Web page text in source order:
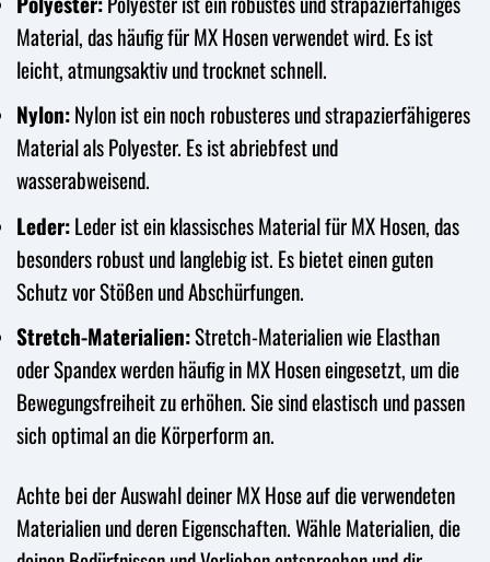
Material, das häufig für MX Hosen verwendet wird. Es ist
leicht, atmungsaktiv und trocknet schnell.
Nylon:Nylon ist ein noch robusteres und strapazierfähigeres
Material als Polyester. Es ist abriebfest und
wasserabweisend.
Leder:Leder ist ein klassisches Material für MX Hosen, das
besonders robust und langlebig ist. Es bietet einen guten
Schutz vor Stößen und Abschürfungen.
Stretch-Materialien:Stretch-Materialien wie Elasthan
oder Spandex werden häufig in MX Hosen eingesetzt, um die
Bewegungsfreiheit zu erhöhen. Sie sind elastisch und passen
sich optimal an die Körperform an.
Achte bei der Auswahl deiner MX Hose auf die verwendeten
Materialien und deren Eigenschaften. Wähle Materialien, die